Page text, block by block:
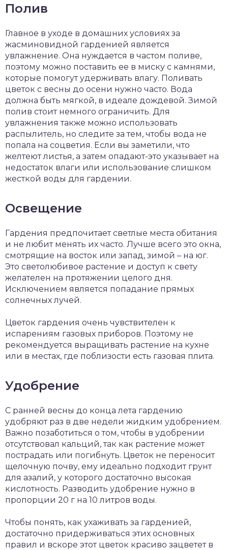
Полив
Главное в уходе в домашних условиях за
жасминовидной гарденией является
увлажнение. Она нуждается в частом поливе,
поэтому можно поставить ее в миску с камнями,
которые помогут удерживать влагу. Поливать
цветок с весны до осени нужно часто. Вода
должна быть мягкой, в идеале дождевой. Зимой
полив стоит немного ограничить. Для
увлажнения также можно использовать
распылитель, но следите за тем, чтобы вода не
попала на соцветия. Если вы заметили, что
желтеют листья, а затем опадают-это указывает на
недостаток влаги или использование слишком
жесткой воды для гардении.
Освещение
Гардения предпочитает светлые места обитания
и не любит менять их часто. Лучше всего это окна,
смотрящие на восток или запад, зимой – на юг.
Это светолюбивое растение и доступ к свету
желателен на протяжении целого дня.
Исключением является попадание прямых
солнечных лучей.
Цветок гардения очень чувствителен к
испарениям газовых приборов. Поэтому не
рекомендуется выращивать растение на кухне
или в местах, где поблизости есть газовая плита.
Удобрение
С ранней весны до конца лета гардению
удобряют раз в две недели жидким удобрением.
Важно позаботиться о том, чтобы в удобрении
отсутствовал кальций, так как растение может
пострадать или погибнуть. Цветок не переносит
щелочную почву, ему идеально подходит грунт
для азалий, у которого достаточно высокая
кислотность. Разводить удобрение нужно в
пропорции 20 г на 10 литров воды.
Чтобы понять, как ухаживать за гарденией,
достаточно придерживаться этих основных
правил и вскоре этот цветок красиво зацветет в